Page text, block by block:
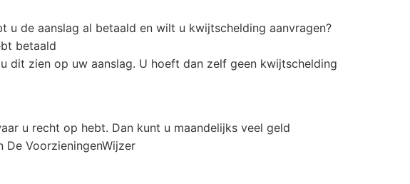
u de aanslag al betaald en wilt u kwijtschelding aanvragen?
betaald
dit zien op uw aanslag. U hoeft dan zelf geen kwijtschelding
u recht op hebt. Dan kunt u maandelijks veel geld
De VoorzieningenWijzer